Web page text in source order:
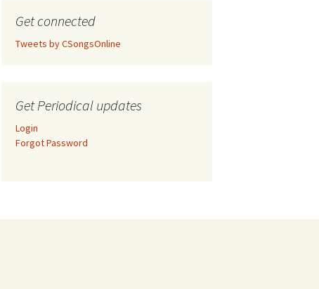
Get connected
Tweets by CSongsOnline
Get Periodical updates
Login
Forgot Password